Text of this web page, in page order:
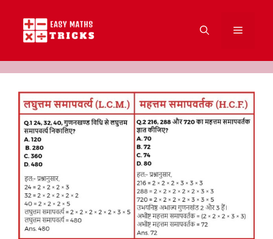
content
Menu